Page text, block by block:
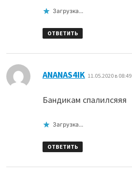
Загрузка...
ОТВЕТИТЬ
ANANAS4IK 11.05.2020 в 08:49
Бандикам спалилсяяя
Загрузка...
ОТВЕТИТЬ